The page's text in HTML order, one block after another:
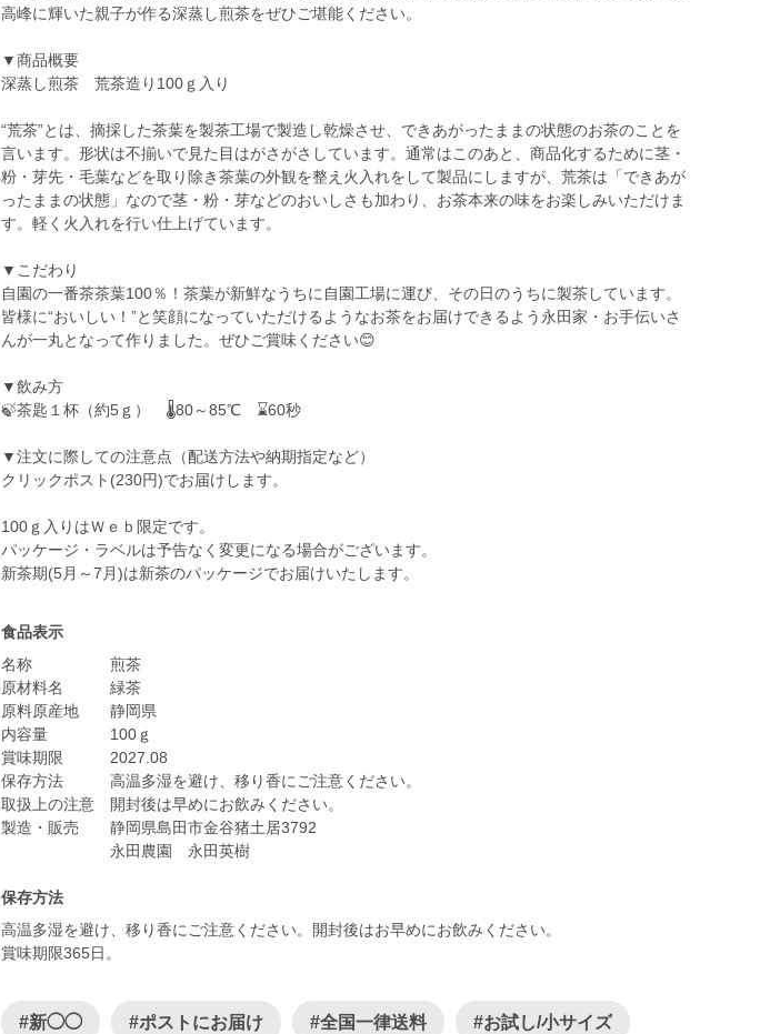
高峰に輝いた親子が作る深蒸し煎茶をぜひご堪能ください。
▼商品概要
深蒸し煎茶 荒茶造り100ｇ入り
“荒茶”とは、摘採した茶葉を製茶工場で製造し乾燥させ、できあがったままの状態のお茶のことを
言います。形状は不揃いで見た目はがさがさしています。通常はこのあと、商品化するために茎・
粉・芽先・毛葉などを取り除き茶葉の外観を整え火入れをして製品にしますが、荒茶は「できあが
ったままの状態」なので茎・粉・芽などのおいしさも加わり、お茶本来の味をお楽しみいただけま
す。軽く火入れを行い仕上げています。
▼こだわり
自園の一番茶茶葉100％！茶葉が新鮮なうちに自園工場に運び、その日のうちに製茶しています。
皆様に“おいしい！”と笑顔になっていただけるようなお茶をお届けできるよう永田家・お手伝いさ
んが一丸となって作りました。ぜひご賞味ください😊
▼飲み方
🍃茶匙１杯（約5ｇ） 🌡80～85℃ ⌛60秒
▼注文に際しての注意点（配送方法や納期指定など）
クリックポスト(230円)でお届けします。
100ｇ入りはＷｅｂ限定です。
パッケージ・ラベルは予告なく変更になる場合がございます。
新茶期(5月～7月)は新茶のパッケージでお届けいたします。
食品表示
名称 煎茶
原材料名 緑茶
原料原産地 静岡県
内容量 100ｇ
賞味期限 2027.08
保存方法 高温多湿を避け、移り香にご注意ください。
取扱上の注意 開封後は早めにお飲みください。
製造・販売 静岡県島田市金谷猪土居3792
永田農園 永田英樹
保存方法
高温多湿を避け、移り香にご注意ください。開封後はお早めにお飲みください。
賞味期限365日。
#新◯◯ #ポストにお届け #全国一律送料 #お試し/小サイズ